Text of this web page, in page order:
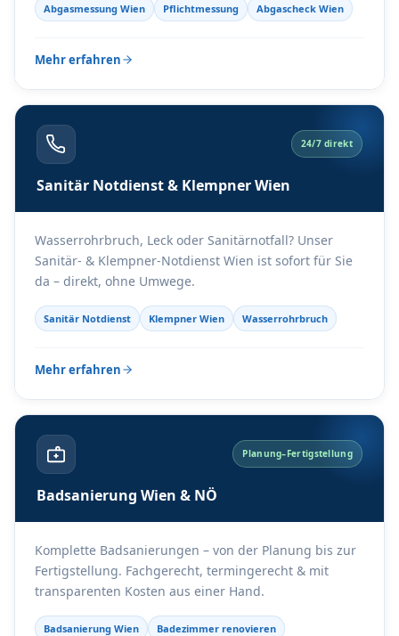
Abgasmessung Wien Pflichtmessung Abgascheck Wien
Mehr erfahren
24/7 direkt
Sanitär Notdienst & Klempner Wien
Wasserrohrbruch, Leck oder Sanitärnotfall? Unser
Sanitär- & Klempner-Notdienst Wien ist sofort für Sie
da – direkt, ohne Umwege.
Sanitär Notdienst Klempner Wien Wasserrohrbruch
Mehr erfahren
Planung–Fertigstellung
Badsanierung Wien & NÖ
Komplette Badsanierungen – von der Planung bis zur
Fertigstellung. Fachgerecht, termingerecht & mit
transparenten Kosten aus einer Hand.
Badsanierung Wien
Badezimmer renovieren